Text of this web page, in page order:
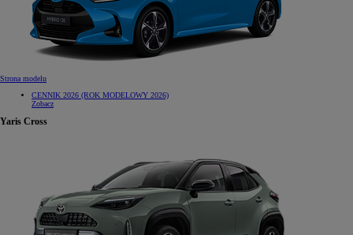
Strona modelu
CENNIK 2026 (ROK MODELOWY 2026)
Zobacz
Yaris Cross